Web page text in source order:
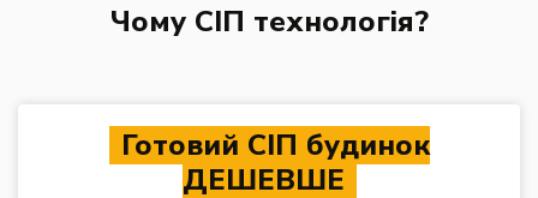
Чому СІП технологія?
Готовий СІП будинок
ДЕШЕВШЕ